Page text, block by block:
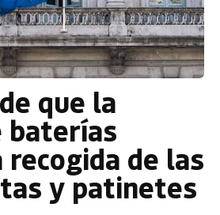
que la
baterías
de las
y patinetes